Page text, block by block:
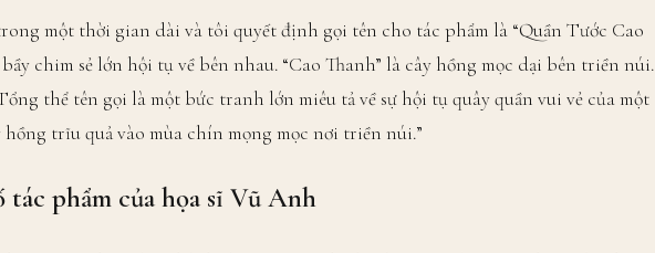
một thời gian dài và tôi quyết định gọi tên cho tác phẩm là “Quần Tước Cao
chim sẻ lớn hội tụ về bên nhau. “Cao Thanh” là cây hồng mọc dại bên triền núi.
thể tên gọi là một bức tranh lớn miêu tả về sự hội tụ quây quần vui vẻ của một
trĩu quả vào mùa chín mọng mọc nơi triền núi.”
tác phẩm của họa sĩ Vũ Anh